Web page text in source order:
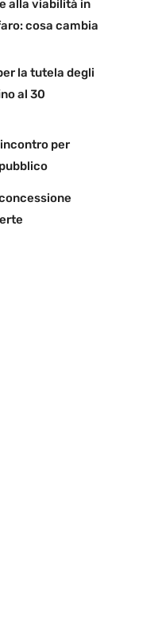
alla viabilità in
cosa cambia
la tutela degli
al 30
per